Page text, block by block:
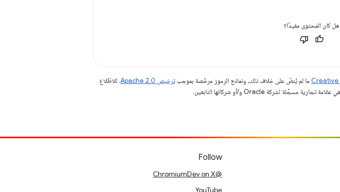
هل كان المحتوى مفيدًا؟
ما لم يُنصّ على خلاف ذلك، ونماذج الرموز مرخّصة بموجبترخيص Apache 2.0‏
. للاطّلاع
Follow
@ChromiumDev on X
YouTube